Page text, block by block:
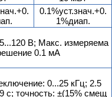
0.1%уст.знач.+0.
1%диап.
В; Макс. измеряема
0.1 мА
0...25 кГц; 2.5
с; точность: ±(15% смещ